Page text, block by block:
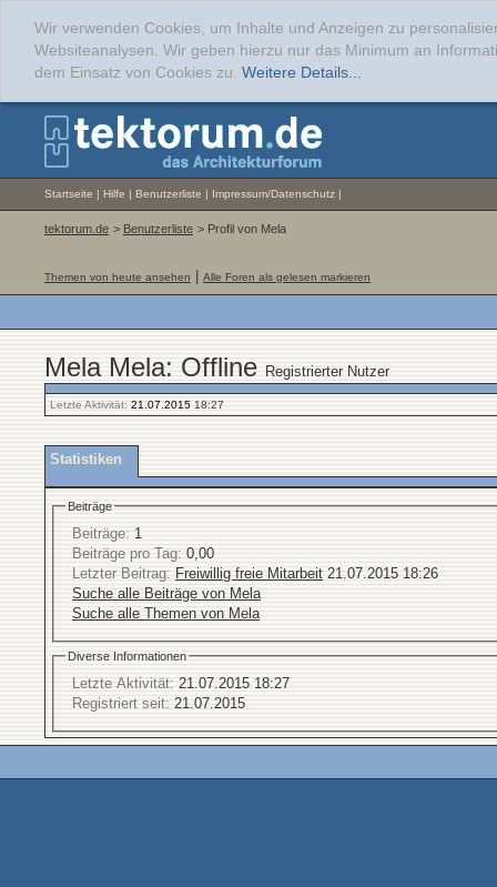
Wir verwenden Cookies, um Inhalte und Anzeigen zu
Websiteanalysen. Wir geben hierzu nur das Minimum an
dem Einsatz von Cookies zu. Weitere Details...
Startseite | Hilfe | Benutzerliste | Impressum/Datenschutz |
tektorum.de > Benutzerliste > Profil von Mela
Themen von heute ansehen Alle Foren als gelesen markieren
Mela Mela: Offline Registrierter Nutzer
Letzte Aktivität: 21.07.2015 18:27
Statistiken
Beiträge
Beiträge: 1
Beiträge pro Tag: 0,00
Letzter Beitrag: Freiwillig freie Mitarbeit 21.07.2015 18:26
Suche alle Beiträge von Mela
Suche alle Themen von Mela
Diverse Informationen
Letzte Aktivität: 21.07.2015 18:27
Registriert seit: 21.07.2015